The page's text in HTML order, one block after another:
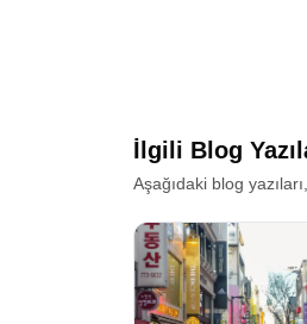
gezi, sadece turistik
Seyahat tutkunlarının
coğrafi geçişlerin
has düzeni içinde,
Pattaya’ya
Ancak bu tur sadece
bir anda değişiyor.
İlgili Blog
Aşağıdaki blog